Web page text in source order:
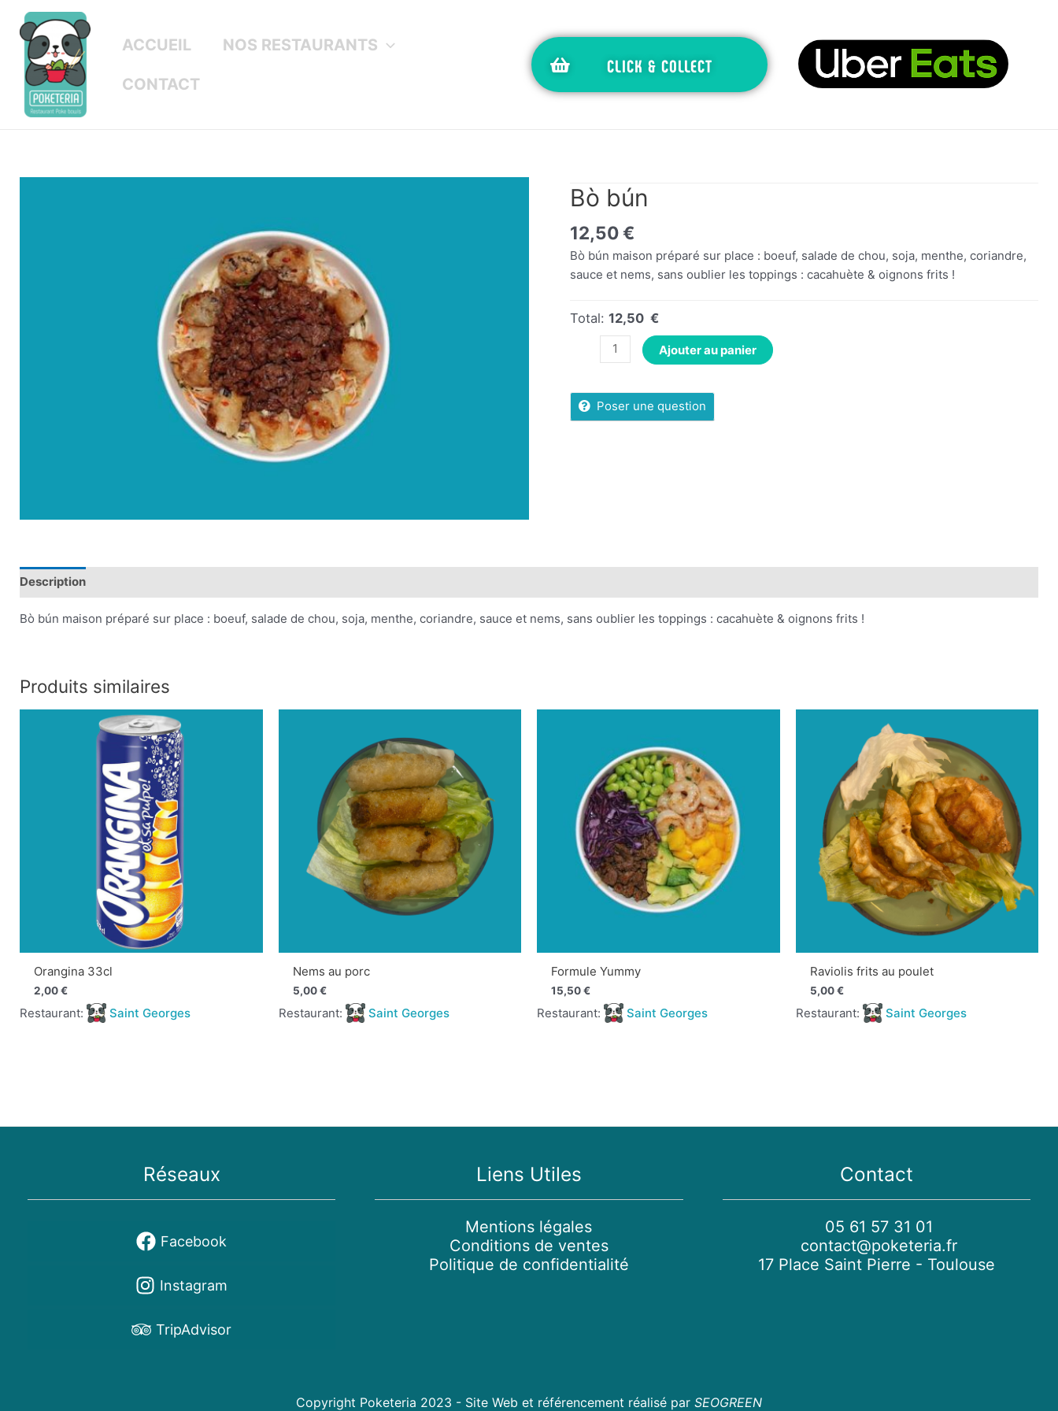
ACCUEIL NOS RESTAURANTS
CONTACT
CLICK & COLLECT
Bò bún
12,50€
Bò bún maison préparé sur place : boeuf, salade de chou, soja, menthe, coriandre,
sauce et nems, sans oublier les toppings : cacahuète & oignons frits !
Total: 12,50 €
Ajouter au panier
Poser une question
Description
Bò bún maison préparé sur place : boeuf, salade de chou, soja, menthe, coriandre, sauce et nems, sans oublier les toppings : cacahuète & oignons frits !
Produits similaires
Orangina 33cl
2,00€
Restaurant: Saint Georges
Nems au porc
5,00€
Restaurant: Saint Georges
Formule Yummy
15,50€
Restaurant: Saint Georges
Raviolis frits au poulet
5,00€
Restaurant: Saint Georges
Réseaux
Facebook
Instagram
TripAdvisor
Liens Utiles
Mentions légales
Conditions de ventes
Politique de confidentialité
Contact
05 61 57 31 01
contact@poketeria.fr
17 Place Saint Pierre - Toulouse
Copyright Poketeria 2023 - Site Web et référencement réalisé par SEOGREEN